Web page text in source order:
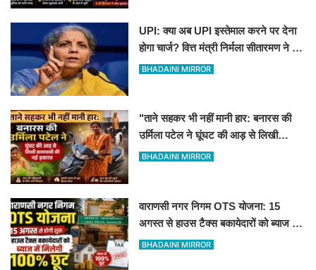
UPI: क्या अब UPI इस्तेमाल करने पर देना
होगा चार्ज? वित्त मंत्री निर्मला सीतारमण ने दी
सफाई
BHADAINI MIRROR
"ताने सहकर भी नहीं मानी हार: बनारस की
उर्मिला पटेल ने घूंघट की आड़ से लिखी
कामयाबी की नई इबारत"
BHADAINI MIRROR
वाराणसी नगर निगम OTS योजना: 15
अगस्त से हाउस टैक्स बकायेदारों को ब्याज में
मिलेगी 100% छूट
BHADAINI MIRROR